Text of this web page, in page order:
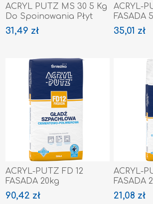
ACRYL PUTZ MS 30 5 Kg
Do Spoinowania Płyt
Gipsowo-Kartonowych
31,49 zł
ACRYL-
FASADA
35,01 zł
ACRYL-PUTZ FD 12
FASADA 20kg
90,42 zł
ACRYL-
FASADA
21,08 zł